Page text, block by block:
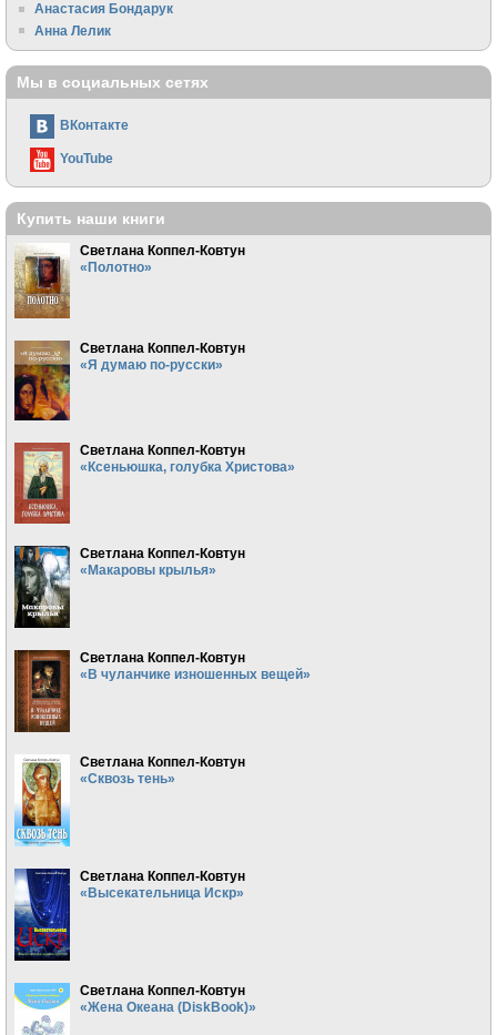
Анастасия Бондарук
Анна Лелик
Мы в социальных сетях
ВКонтакте
YouTube
Купить наши книги
Светлана Коппел-Ковтун
«Полотно»
Светлана Коппел-Ковтун
«Я думаю по-русски»
Светлана Коппел-Ковтун
«Ксеньюшка, голубка Христова»
Светлана Коппел-Ковтун
«Макаровы крылья»
Светлана Коппел-Ковтун
«В чуланчике изношенных вещей»
Светлана Коппел-Ковтун
«Сквозь тень»
Светлана Коппел-Ковтун
«Высекательница Искр»
Светлана Коппел-Ковтун
«Жена Океана (DiskBook)»